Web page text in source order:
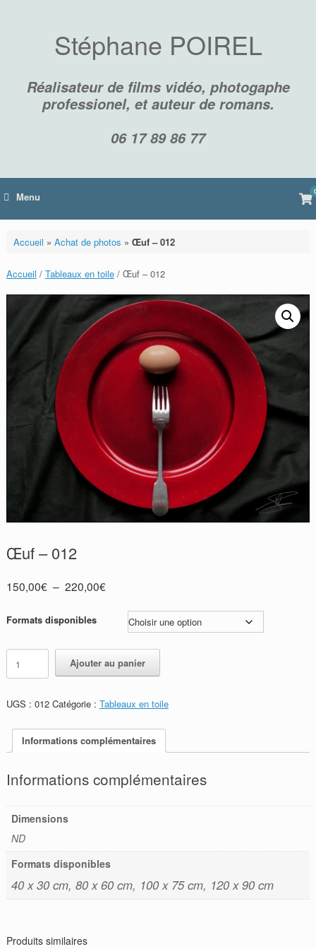
Stéphane POIREL
Réalisateur de films vidéo, photogaphe
professionel, et auteur de romans.
06 17 89 86 77
Menu 0
Accueil » Achat de photos » Œuf – 012
Accueil / Tableaux en toile/ Œuf – 012
Œuf – 012
150,00€ – 220,00€Plage
150,00€
à
220,00€
Formats disponibles
quantité
Œuf
012
Ajouter au panier
UGS : 012 Catégorie : Tableaux en toile
Informations complémentaires
Informations complémentaires
Dimensions
ND
Formats disponibles
40 x 30 cm, 80 x 60 cm, 100 x 75 cm, 120 x 90 cm
Produits similaires